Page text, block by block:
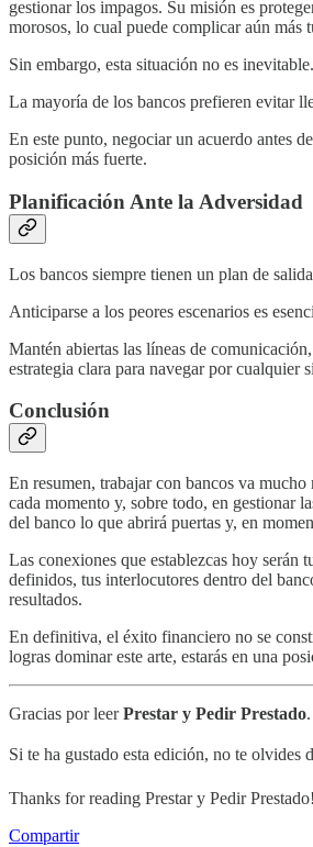
gestionar los impagos. Su misión es
morosos, lo cual puede complicar aún más
Sin embargo, esta situación no es inevitable.
La mayoría de los bancos prefieren evitar
En este punto, negociar un acuerdo antes
posición más fuerte.
Planificación Ante la Adversidad
Los bancos siempre tienen un plan de
Anticiparse a los peores escenarios es
Mantén abiertas las líneas de
estrategia clara para navegar por cualquier
Conclusión
En resumen, trabajar con bancos va
cada momento y, sobre todo, en gestionar
del banco lo que abrirá puertas y, en
Las conexiones que establezcas hoy serán
definidos, tus interlocutores dentro del
resultados.
En definitiva, el éxito financiero no se
logras dominar este arte, estarás en una
Gracias por leerPrestar y Pedir Prestado.
Si te ha gustado esta edición, no te olvides
Thanks for reading Prestar y Pedir
Compartir